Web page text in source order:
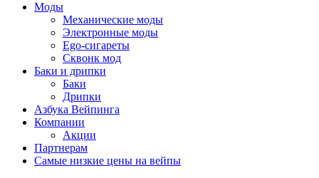
Моды
Механические моды
Электронные моды
Ego-сигареты
Сквонк мод
Баки и дрипки
Баки
Дрипки
Азбука Вейпинга
Компании
Акции
Партнерам
Самые низкие цены на вейпы